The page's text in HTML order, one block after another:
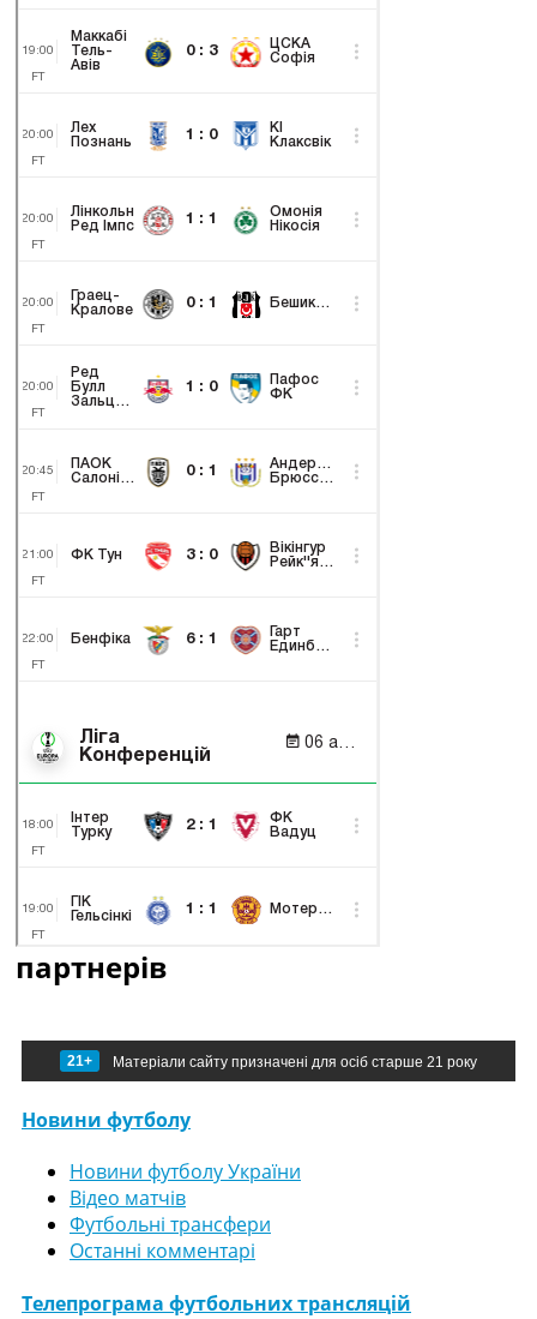
партнерів
21+ Матеріали сайту призначені для осіб старше 21 року
Новини футболу
Новини футболу України
Відео матчів
Футбольні трансфери
Останні комментарі
Телепрограма футбольних трансляцій